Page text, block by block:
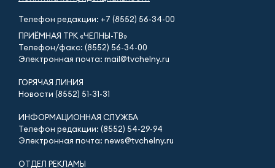
Телефон редакции: +7 (8552) 56-34-00
ПРИЁМНАЯ ТРК «ЧЕЛНЫ-ТВ»
Телефон/факс: (8552) 56-34-00
Электронная почта: mail@tvchelny.ru
ГОРЯЧАЯ ЛИНИЯ
Новости (8552) 51-31-31
ИНФОРМАЦИОННАЯ СЛУЖБА
Телефон редакции: (8552) 54-29-94
Электронная почта: news@tvchelny.ru
ОТДЕЛ РЕКЛАМЫ